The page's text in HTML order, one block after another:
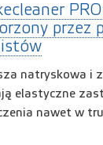
przez
natryskowa i
elastyczne
nawet w